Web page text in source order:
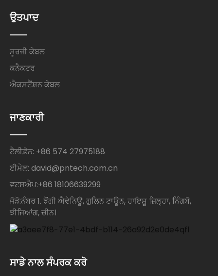
ਉਤਪਾਦ
ਸੂਰਜੀ ਕੇਬਲ
ਕਨੈਕਟਰ
ਐਕਸਟੈਂਸ਼ਨ ਕੇਬਲ
ਜਾਣਕਾਰੀ
ਟੈਲੀਫ਼ੋਨ: +86 574 27975188
ਈਮੇਲ: david@pntech.com.cn
ਵਟਸਐਪ:+86 18106639299
ਜੋੜੋ:ਨੰਬਰ 1. ਝੋਂਗੀ ਐਵੇਨਿਊ, ਗੁਲਿਨ ਟਾਊਨ, ਹਾਇਸ਼ੂ ਜ਼ਿਲ੍ਹਾ, ਨਿੰਗਬੋ,
ਝੀਜਿਆਂਗ, ਚੀਨ।
ਸਾਡੇ ਨਾਲ ਸੰਪਰਕ ਕਰੋ